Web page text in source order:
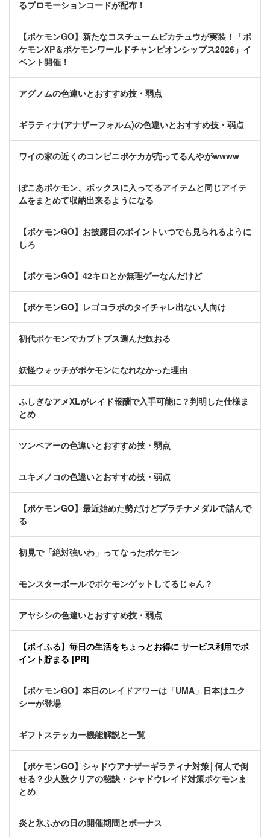
るプロモーションコードが配布！
【ポケモンGO】新たなコスチュームピカチュウが実装！「ポ
ケモンXP＆ポケモンワールドチャンピオンシップス2026」イ
ベント開催！
アグノムの色違いとおすすめ技・弱点
ギラティナ(アナザーフォルム)の色違いとおすすめ技・弱点
ワイの家の近くのコンビニポケカが売ってるんやがwwww
ぽこあポケモン、ボックスに入ってるアイテムと同じアイテ
ムをまとめて収納出来るようになる
【ポケモンGO】お披露目のポイントいつでも見られるように
しろ
【ポケモンGO】42キロとか無理ゲーなんだけど
【ポケモンGO】レゴコラボのタイチャレ出ない人向け
初代ポケモンでカブトプス選んだ奴おる
妖怪ウォッチがポケモンになれなかった理由
ふしぎなアメXLがレイド報酬で入手可能に？判明した仕様ま
とめ
ツンベアーの色違いとおすすめ技・弱点
ユキメノコの色違いとおすすめ技・弱点
【ポケモンGO】最近始めた勢だけどプラチナメダルで詰んで
る
初見で「絶対強いわ」ってなったポケモン
モンスターボールでポケモンゲットしてるじゃん？
アヤシシの色違いとおすすめ技・弱点
【ポイふる】毎日の生活をちょっとお得に サービス利用でポ
イント貯まる [PR]
【ポケモンGO】本日のレイドアワーは「UMA」日本はユク
シーが登場
ギフトステッカー機能解説と一覧
【ポケモンGO】シャドウアナザーギラティナ対策│何人で倒
せる？少人数クリアの秘訣・シャドウレイド対策ポケモンま
とめ
炎と氷ふかの日の開催期間とボーナス